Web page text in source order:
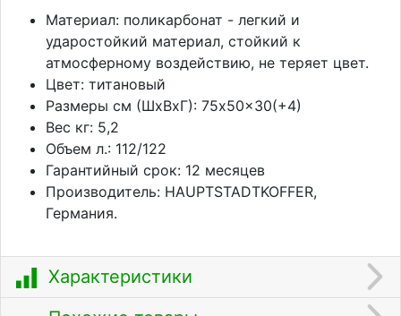
Материал: поликарбонат - легкий и
ударостойкий материал, стойкий к
атмосферному воздействию, не теряет цвет.
Цвет: титановый
Размеры см (ШхВхГ): 75x50x30(+4)
Вес кг: 5,2
Объем л.: 112/122
Гарантийный срок: 12 месяцев
Производитель: HAUPTSTADTKOFFER,
Германия.
Характеристики